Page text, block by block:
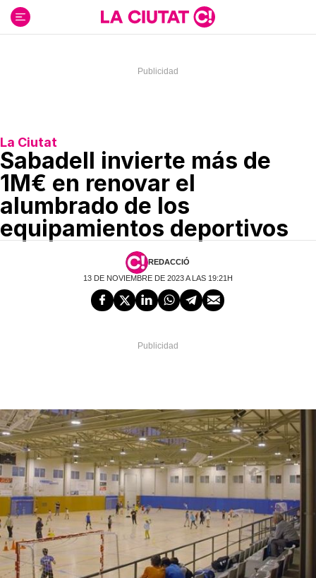
contenido
La Ciutat
Sabadell invierte más de
1M€ en renovar el
alumbrado de los
equipamientos deportivos
REDACCIÓ
13 DE NOVIEMBRE DE 2023 A LAS 19:21H